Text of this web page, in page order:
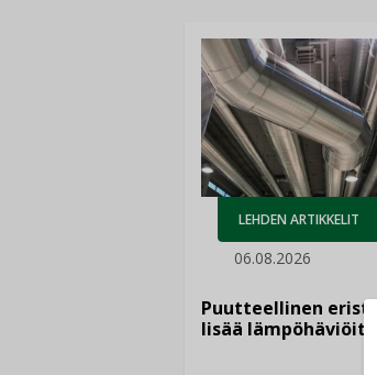
LEHDEN ARTIKKELIT
06.08.2026
Puutteellinen eristys
lisää lämpöhäviöitä